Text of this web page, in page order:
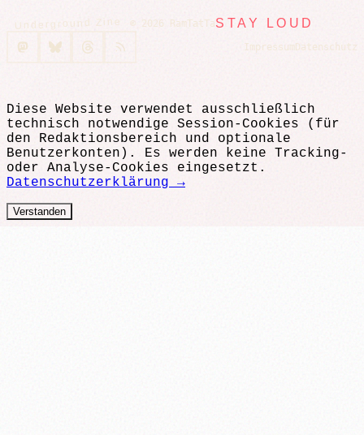
Underground Zine © 2026 RamTatTaSTAY LOUD
Impressum Datenschutz
Diese Website verwendet ausschließlich
technisch notwendige Session-Cookies (für
den Redaktionsbereich und optionale
Benutzerkonten). Es werden keine Tracking-
oder Analyse-Cookies eingesetzt.
Datenschutzerklärung →
Verstanden